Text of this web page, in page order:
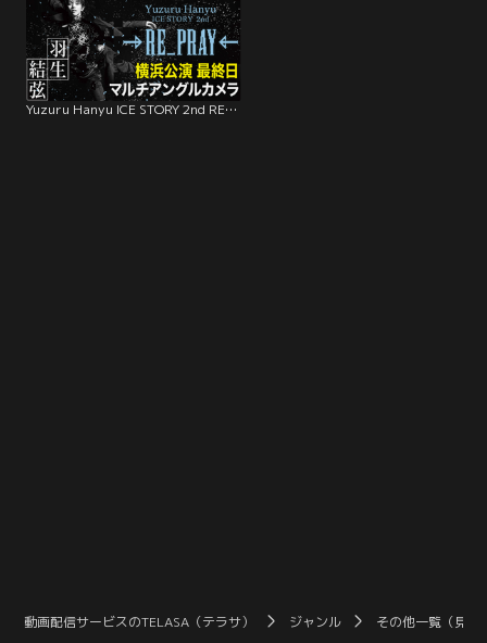
Yuzuru Hanyu ICE STORY 2nd RE_PRAY
動画配信サービスのTELASA（テラサ） ジャンル その他一覧（見放